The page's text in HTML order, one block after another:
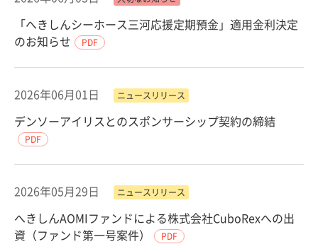
「へきしんシーホース三河応援定期預金」適用金利決定
のお知らせ
PDF
2026年06月01日 ニュースリリース
デンソーアイリスとのスポンサーシップ契約の締結
PDF
2026年05月29日 ニュースリリース
へきしんAOMIファンドによる株式会社CuboRexへの出
資（ファンド第一号案件）
PDF